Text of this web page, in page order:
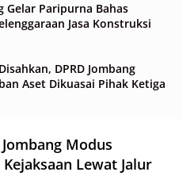
Gelar Paripurna Bahas
Jasa Konstruksi
DPRD Jombang
Aset Dikuasai Pihak Ketiga
Modus
Lewat Jalur